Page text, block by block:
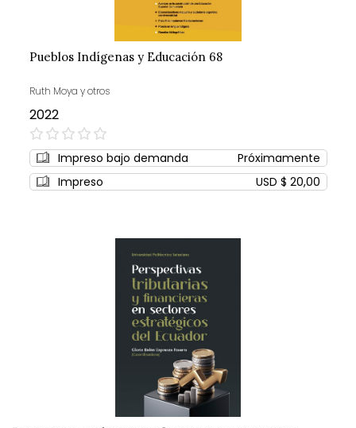
Pueblos Indígenas y Educación 68
Ruth Moya y otros
2022
0%
Impreso bajo demanda
Próximamente
Impreso
USD $ 20,00